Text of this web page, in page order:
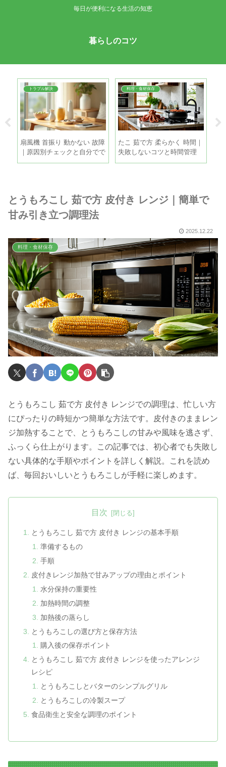
毎日が便利になる生活の知恵
暮らしのコツ
トラブル解決
扇風機 首振り 動かない 故障
｜原因別チェックと自分でで
きる直し方
料理・食材保存
たこ 茹で方 柔らかく 時間｜
失敗しないコツと時間管理
とうもろこし 茹で方 皮付き レンジ｜簡単で
甘み引き立つ調理法
2025.12.22
料理・食材保存
とうもろこし 茹で方 皮付き レンジでの調理は、忙しい方
にぴったりの時短かつ簡単な方法です。皮付きのままレン
ジ加熱することで、とうもろこしの甘みや風味を逃さず、
ふっくら仕上がります。この記事では、初心者でも失敗し
ない具体的な手順やポイントを詳しく解説。これを読め
ば、毎回おいしいとうもろこしが手軽に楽しめます。
目次
とうもろこし 茹で方 皮付き レンジの基本手順
準備するもの
手順
皮付きレンジ加熱で甘みアップの理由とポイント
水分保持の重要性
加熱時間の調整
加熱後の蒸らし
とうもろこしの選び方と保存方法
購入後の保存ポイント
とうもろこし 茹で方 皮付き レンジを使ったアレンジ
レシピ
とうもろこしとバターのシンプルグリル
とうもろこしの冷製スープ
食品衛生と安全な調理のポイント